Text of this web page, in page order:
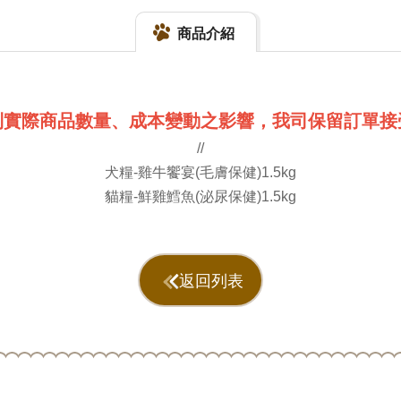
商品介紹
際商品數量、成本變動之影響，我司保留訂單接
//
犬糧-雞牛饗宴(毛膚保健)1.5kg
貓糧-鮮雞鱈魚(泌尿保健)1.5kg
返回列表